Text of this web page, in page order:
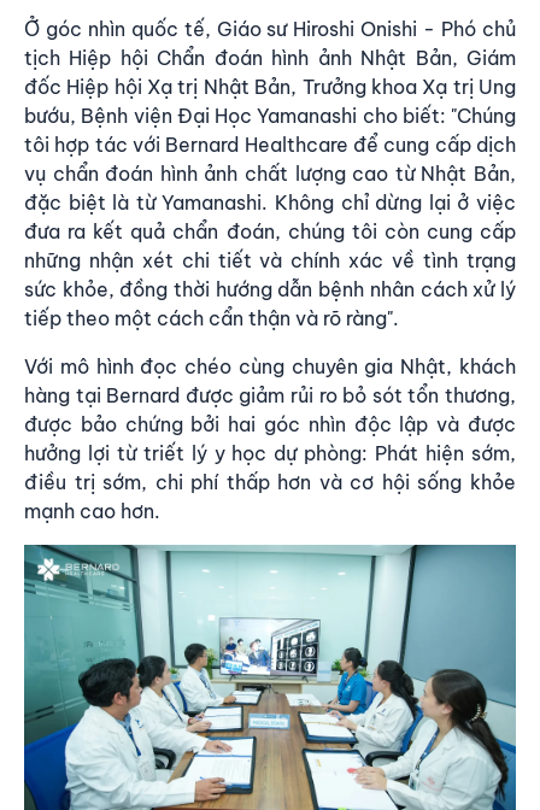
Ở góc nhìn quốc tế, Giáo sư Hiroshi Onishi - Phó chủ
tịch Hiệp hội Chẩn đoán hình ảnh Nhật Bản, Giám
đốc Hiệp hội Xạ trị Nhật Bản, Trưởng khoa Xạ trị Ung
bướu, Bệnh viện Đại Học Yamanashi cho biết: "Chúng
tôi hợp tác với Bernard Healthcare để cung cấp dịch
vụ chẩn đoán hình ảnh chất lượng cao từ Nhật Bản,
đặc biệt là từ Yamanashi. Không chỉ dừng lại ở việc
đưa ra kết quả chẩn đoán, chúng tôi còn cung cấp
những nhận xét chi tiết và chính xác về tình trạng
sức khỏe, đồng thời hướng dẫn bệnh nhân cách xử lý
tiếp theo một cách cẩn thận và rõ ràng".
Với mô hình đọc chéo cùng chuyên gia Nhật, khách
hàng tại Bernard được giảm rủi ro bỏ sót tổn thương,
được bảo chứng bởi hai góc nhìn độc lập và được
hưởng lợi từ triết lý y học dự phòng: Phát hiện sớm,
điều trị sớm, chi phí thấp hơn và cơ hội sống khỏe
mạnh cao hơn.